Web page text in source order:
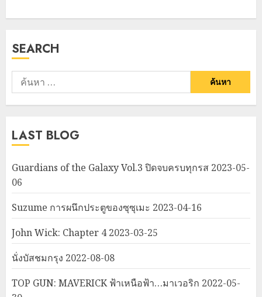
SEARCH
ค้นหา
สำหรับ:
LAST BLOG
Guardians of the Galaxy Vol.3 ปิดจบครบทุกรส 2023-05-
06
Suzume การผนึกประตูของซุซุเมะ 2023-04-16
John Wick: Chapter 4 2023-03-25
นั่งบัสชมกรุง 2022-08-08
TOP GUN: MAVERICK ฟ้าเหนือฟ้า…มาเวอริก 2022-05-